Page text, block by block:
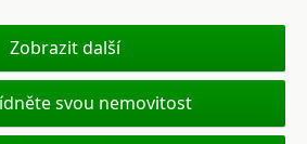
Zobrazit další
svou nemovitost